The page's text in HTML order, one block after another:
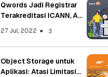
Qwords Jadi Registrar
Terakreditasi ICANN, Apa
27 Jul, 2022 3
Object Storage untuk
Aplikasi: Atasi Limitasi